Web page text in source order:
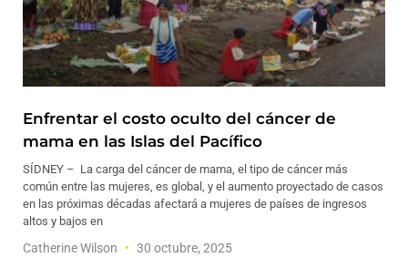
Enfrentar el costo oculto del cáncer de
mama en las Islas del Pacífico
SÍDNEY – La carga del cáncer de mama, el tipo de cáncer más
común entre las mujeres, es global, y el aumento proyectado de casos
en las próximas décadas afectará a mujeres de países de ingresos
altos y bajos en
Catherine Wilson 30 octubre, 2025